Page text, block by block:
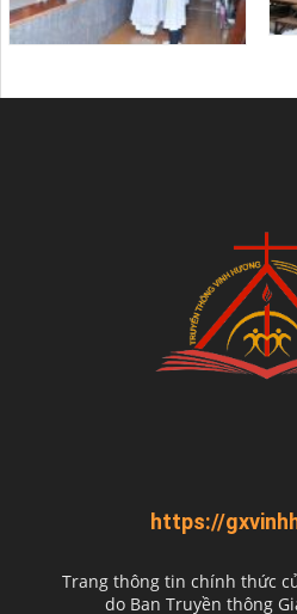
https://
Trang thông tin chính thức
do Ban Truyền thông